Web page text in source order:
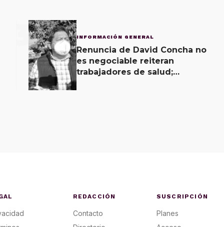
3 INFORMACIÓN GENERAL
Renuncia de David Concha no
es negociable reiteran
trabajadores de salud;
REDACCIÓN
Contacto
SUSCRIPCIÓN
Planes